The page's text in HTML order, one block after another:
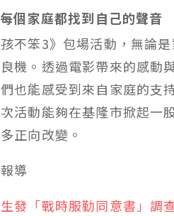
個家庭都找到自己的聲音
不笨3》包場活動，無論
機。透過電影帶來的感動
也能感受到來自家庭的支
活動能夠在基隆市掀起一
正向改變。
報導
發「戰時服勤同意書」調